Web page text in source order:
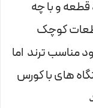
و با چه
قطعات کوچک
مناسب ترند اما
های با کورس